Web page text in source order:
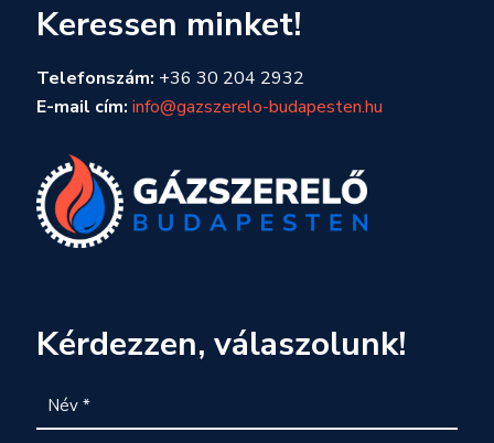
Keressen minket!
Telefonszám: +36 30 204 2932
E-mail cím: info@gazszerelo-budapesten.hu
Kérdezzen, válaszolunk!